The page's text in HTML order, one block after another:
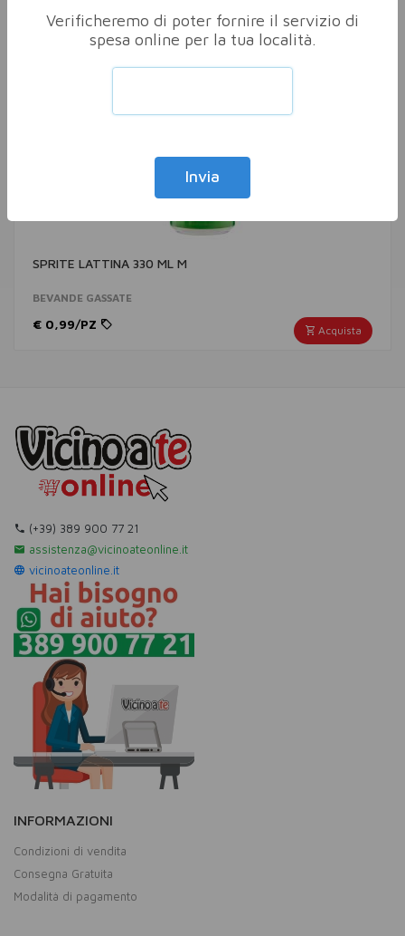
Altri nella stessa categoria Vedi tutti
SPRITE LATTINA 330 ML M
BEVANDE GASSATE
Acquista
€ 0,99/PZ
(+39) 389 900 77 21
assistenza@vicinoateonline.it
vicinoateonline.it
INFORMAZIONI
Condizioni di vendita
Consegna Gratuita
Modalità di pagamento
Verificheremo di poter fornire il servizio di
spesa online per la tua località.
Invia